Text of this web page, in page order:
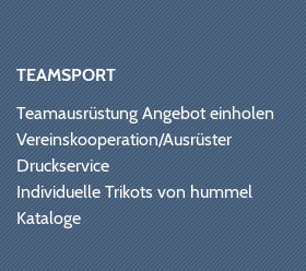
TEAMSPORT
Teamausrüstung Angebot einholen
Vereinskooperation/Ausrüster
Druckservice
Individuelle Trikots von hummel
Kataloge